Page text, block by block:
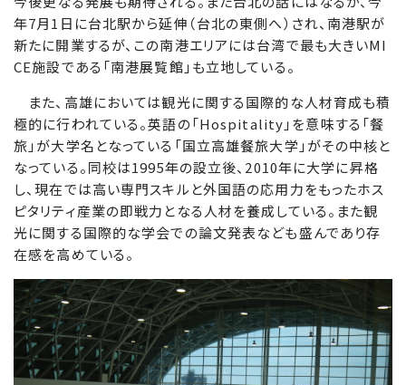
年7月1日に台北駅から延伸（台北の東側へ）され、南港駅が
新たに開業するが、この南港エリアには台湾で最も大きいMI
CE施設である「南港展覧館」も立地している。
また、高雄においては観光に関する国際的な人材育成も積
極的に行われている。英語の「Hospitality」を意味する「餐
旅」が大学名となっている「国立高雄餐旅大学」がその中核と
なっている。同校は1995年の設立後、2010年に大学に昇格
し、現在では高い専門スキルと外国語の応用力をもったホス
ピタリティ産業の即戦力となる人材を養成している。また観
光に関する国際的な学会での論文発表なども盛んであり存
在感を高めている。